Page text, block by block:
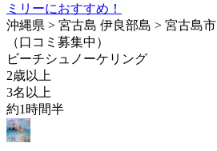
ミリーにおすすめ！
沖縄県 > 宮古島 伊良部島 > 宮古島市
（口コミ募集中）
ビーチシュノーケリング
2歳以上
3名以上
約1時間半